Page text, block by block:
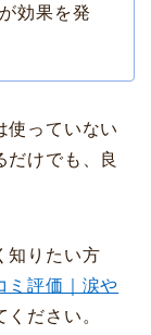
効果を発
使っていない
だけでも、良
知りたい方
ミ評価｜涙や
ださい。